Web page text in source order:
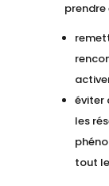
prendre
éviter
les
tout